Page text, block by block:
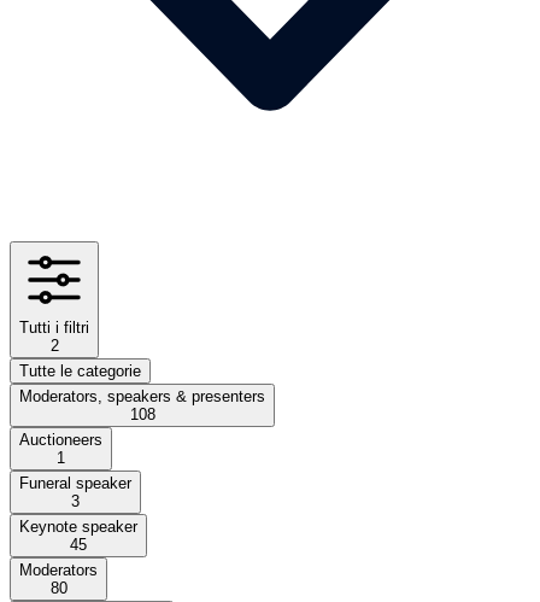
Tutti i filtri
2
Tutte le categorie
Moderators, speakers & presenters
108
Auctioneers
1
Funeral speaker
3
Keynote speaker
45
Moderators
80